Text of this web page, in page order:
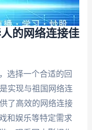
的网络连接佳
选择一个合适的回
实现与祖国网络连
了高效的网络连接
和娱乐等特定需求